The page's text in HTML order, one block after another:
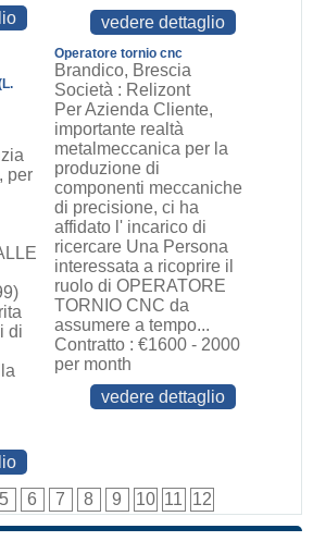
vedere dettaglio
per
di
Operatore tornio cnc
Brandico, Brescia
Società : Relizont
Per Azienda Cliente,
importante realtà
metalmeccanica per la
produzione di
componenti meccaniche
di precisione, ci ha
affidato l' incarico di
ricercare Una Persona
interessata a ricoprire il
ruolo di OPERATORE
TORNIO CNC da
assumere a tempo...
Contratto : €1600 - 2000
per month
vedere dettaglio
5 6 7 8 9 10 11 12